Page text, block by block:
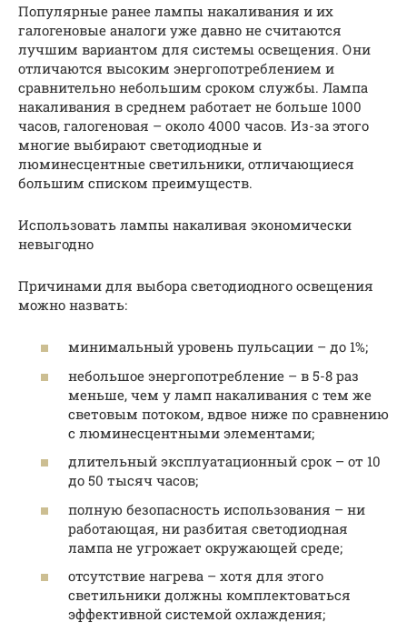
Популярные ранее лампы накаливания и их
галогеновые аналоги уже давно не считаются
лучшим вариантом для системы освещения. Они
отличаются высоким энергопотреблением и
сравнительно небольшим сроком службы. Лампа
накаливания в среднем работает не больше 1000
часов, галогеновая – около 4000 часов. Из-за этого
многие выбирают светодиодные и
люминесцентные светильники, отличающиеся
большим списком преимуществ.
Использовать лампы накаливая экономически
невыгодно
Причинами для выбора светодиодного освещения
можно назвать:
минимальный уровень пульсации – до 1%;
небольшое энергопотребление – в 5-8 раз
меньше, чем у ламп накаливания с тем же
световым потоком, вдвое ниже по сравнению
с люминесцентными элементами;
длительный эксплуатационный срок – от 10
до 50 тысяч часов;
полную безопасность использования – ни
работающая, ни разбитая светодиодная
лампа не угрожает окружающей среде;
отсутствие нагрева – хотя для этого
светильники должны комплектоваться
эффективной системой охлаждения;